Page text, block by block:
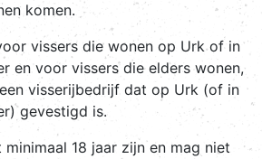
komen.
vissers die wonen op Urk of in
en voor vissers die elders wonen,
visserijbedrijf dat op Urk (of in
gevestigd is.
18 jaar zijn en mag niet